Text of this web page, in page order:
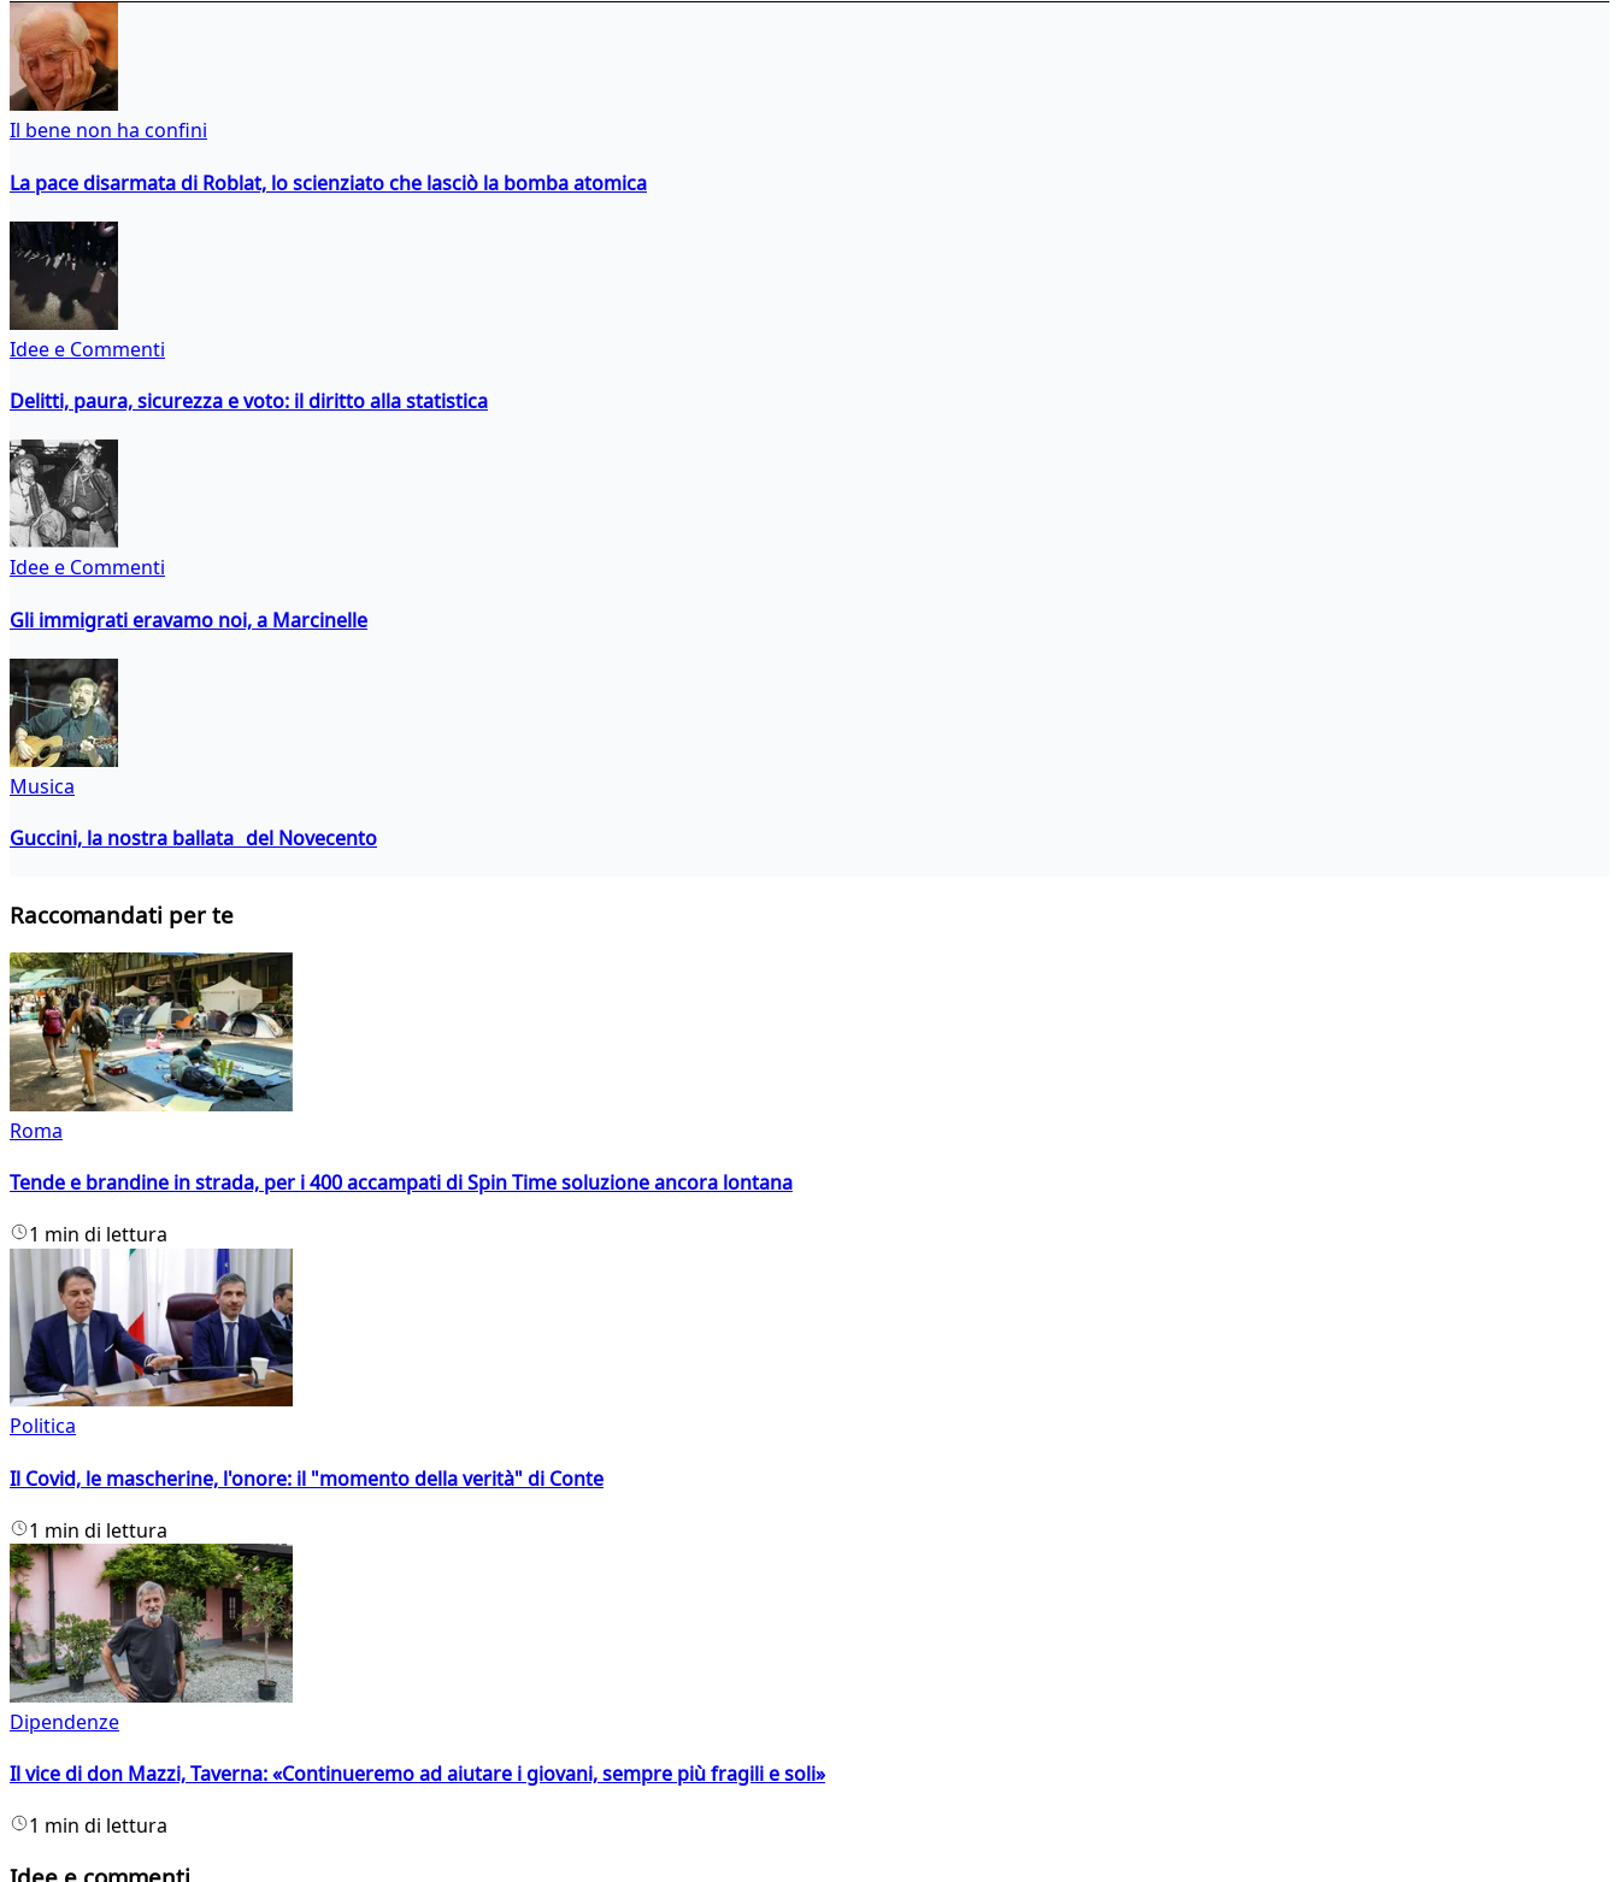
Il bene non ha confini
La pace disarmata di Roblat, lo scienziato che lasciò la bomba atomica
Idee e Commenti
Delitti, paura, sicurezza e voto: il diritto alla statistica
Idee e Commenti
Gli immigrati eravamo noi, a Marcinelle
Musica
Guccini, la nostra ballata del Novecento
Raccomandati per te
Roma
Tende e brandine in strada, per i 400 accampati di Spin Time soluzione ancora lontana
1 min di lettura
Politica
Il Covid, le mascherine, l'onore: il "momento della verità" di Conte
1 min di lettura
Dipendenze
Il vice di don Mazzi, Taverna: «Continueremo ad aiutare i giovani, sempre più fragili e soli»
1 min di lettura